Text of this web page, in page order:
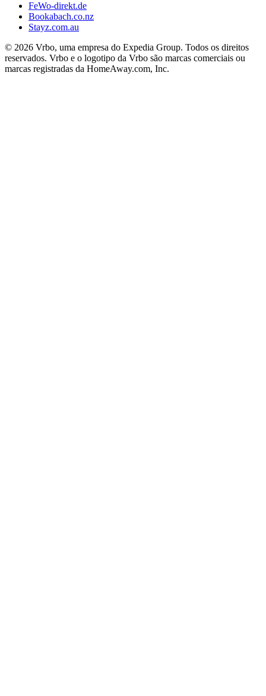
FeWo-direkt.de
Bookabach.co.nz
Stayz.com.au
© 2026 Vrbo, uma empresa do Expedia Group. Todos os direitos
reservados. Vrbo e o logotipo da Vrbo são marcas comerciais ou
marcas registradas da HomeAway.com, Inc.